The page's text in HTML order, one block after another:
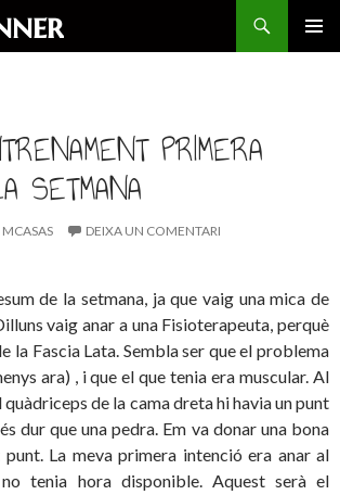
PRIMERA
SETMANA
MCASAS DEIXA UN COMENTARI
de la setmana, ja que vaig una mica de
vaig anar a una Fisioterapeuta, perquè
la Fascia Lata. Sembla ser que el problema
ara) , i que el que tenia era muscular. Al
de la cama dreta hi havia un punt
dur que una pedra. Em va donar una bona
punt. La meva primera intenció era anar al
tenia hora disponible. Aquest serà el